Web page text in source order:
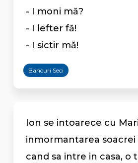
- I moni mă?
- I lefter fă!
- I sictir mă!
Bancuri Seci
Ion se intoarece cu
inmormantarea soacrei
cand sa intre in casa, o